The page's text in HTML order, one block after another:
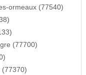
ormeaux (77540)
(77700)
(77370)